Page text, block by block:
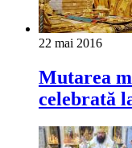
22 mai 2016
Mutarea
celebrată